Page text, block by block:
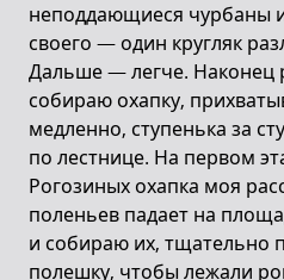
неподдающиеся чурбаны
своего — один кругляк
Дальше — легче. Наконец
собираю охапку,
медленно, ступенька за
по лестнице. На первом
Рогозиных охапка моя
поленьев падает на
и собираю их, тщательно
полешку, чтобы лежали